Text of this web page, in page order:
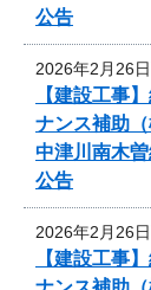
公告
2026年2月26
【建設工事
ナンス補助
中津川南木
公告
2026年2月26
【建設工事